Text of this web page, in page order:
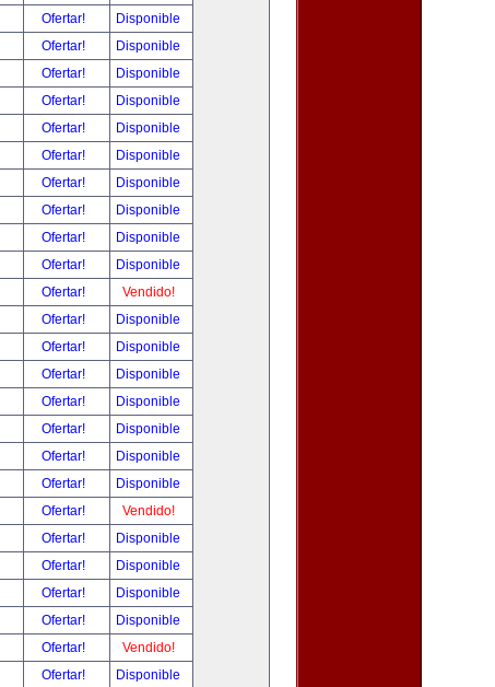
Ofertar!
Disponible
Ofertar!
Disponible
Ofertar!
Disponible
Ofertar!
Disponible
Ofertar!
Disponible
Ofertar!
Disponible
Ofertar!
Disponible
Ofertar!
Disponible
Ofertar!
Disponible
Ofertar!
Disponible
Ofertar!
Vendido!
Ofertar!
Disponible
Ofertar!
Disponible
Ofertar!
Disponible
Ofertar!
Disponible
Ofertar!
Disponible
Ofertar!
Disponible
Ofertar!
Disponible
Ofertar!
Vendido!
Ofertar!
Disponible
Ofertar!
Disponible
Ofertar!
Disponible
Ofertar!
Disponible
Ofertar!
Vendido!
Ofertar! Disponible